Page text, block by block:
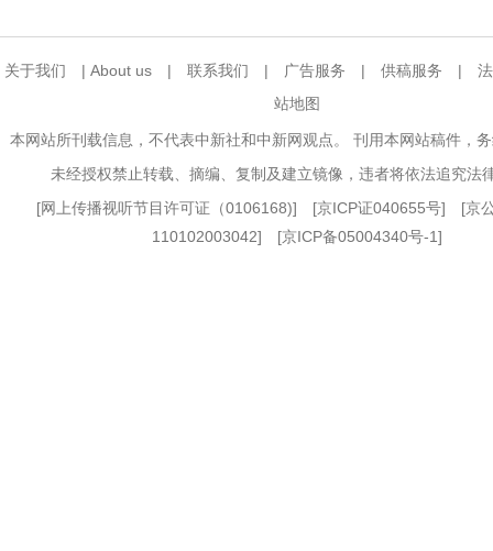
关于我们 | About us | 联系我们 | 广告服务 | 供稿服务 |
站地图
本网站所刊载信息，不代表中新社和中新网观点。 刊用本网站稿件，
未经授权禁止转载、摘编、复制及建立镜像，违者将依法追究法
[网上传播视听节目许可证（0106168)] [京ICP证040655号] [京
110102003042] [京ICP备05004340号-1]